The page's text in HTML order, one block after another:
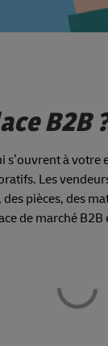
B2B
à
Les
pièces, des
de marché B2B